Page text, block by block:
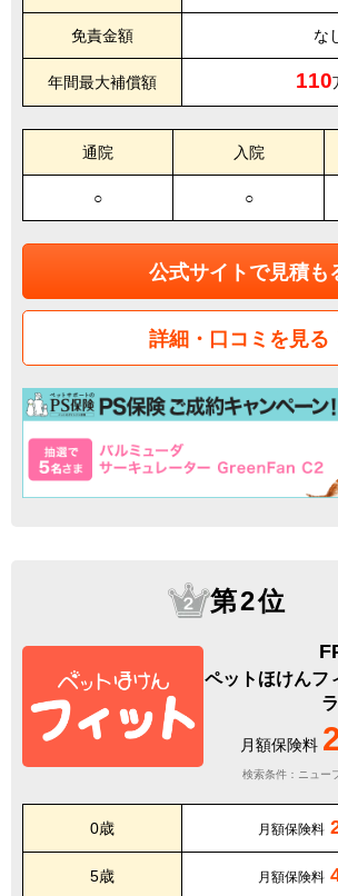
免責金額 な
年間最大補償額 110
通院 入院
○ ○
公式サイトで見積も
詳細・口コミを見る
第2位
ペットほけんフ
月額保険料
検索条件：ニュー
0歳 月額保険料
5歳 月額保険料